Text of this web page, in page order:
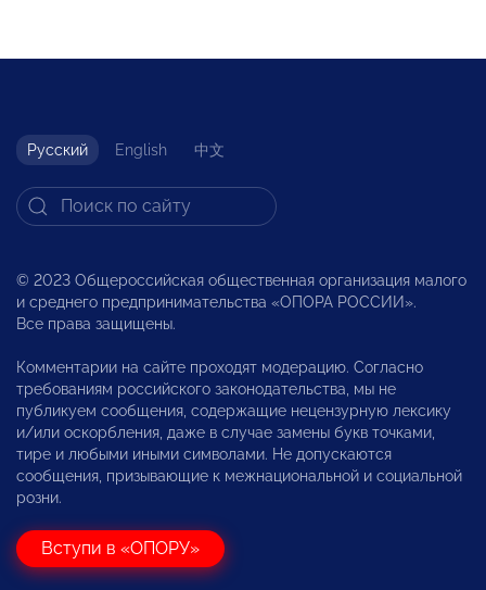
Русский English 中文
© 2023 Общероссийская общественная организация малого
и среднего предпринимательства «ОПОРА РОССИИ».
Все права защищены.
Комментарии на сайте проходят модерацию. Согласно
требованиям российского законодательства, мы не
публикуем сообщения, содержащие нецензурную лексику
и/или оскорбления, даже в случае замены букв точками,
тире и любыми иными символами. Не допускаются
сообщения, призывающие к межнациональной и социальной
розни.
Вступи в «ОПОРУ»